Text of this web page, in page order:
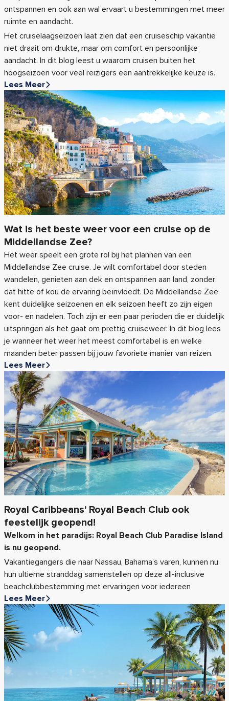
ontspannen en ook aan wal ervaart u bestemmingen met meer
ruimte en aandacht.
Het cruiselaagseizoen laat zien dat een cruiseschip vakantie
niet draait om drukte, maar om comfort en persoonlijke
aandacht. In dit blog leest u waarom cruisen buiten het
hoogseizoen voor veel reizigers een aantrekkelijke keuze is.
Lees Meer
Wat is het beste weer voor een cruise op de
Middellandse Zee?
Het weer speelt een grote rol bij het plannen van een
Middellandse Zee cruise. Je wilt comfortabel door steden
wandelen, genieten aan dek en ontspannen aan land, zonder
dat hitte of kou de ervaring beïnvloedt. De Middellandse Zee
kent duidelijke seizoenen en elk seizoen heeft zo zijn eigen
voor- en nadelen. Toch zijn er een paar perioden die er duidelijk
uitspringen als het gaat om prettig cruiseweer. In dit blog lees
je wanneer het weer het meest comfortabel is en welke
maanden beter passen bij jouw favoriete manier van reizen.
Lees Meer
Royal Caribbeans' Royal Beach Club ook
feestelijk geopend!
Welkom in het paradijs: Royal Beach Club Paradise Island
is nu geopend.
Vakantiegangers die naar Nassau, Bahama’s varen, kunnen nu
hun ultieme stranddag samenstellen op deze all-inclusive
beachclubbestemming met ervaringen voor iedereen
Lees Meer